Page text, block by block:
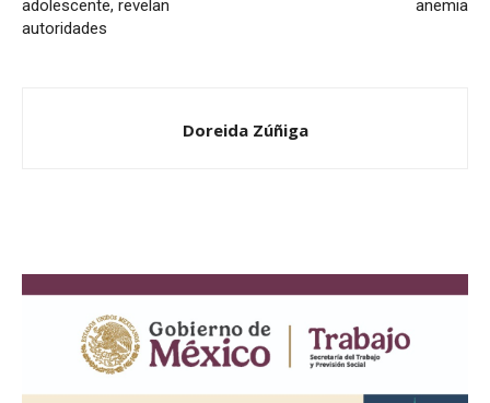
adolescente, revelan
autoridades
anemia
Doreida Zúñiga